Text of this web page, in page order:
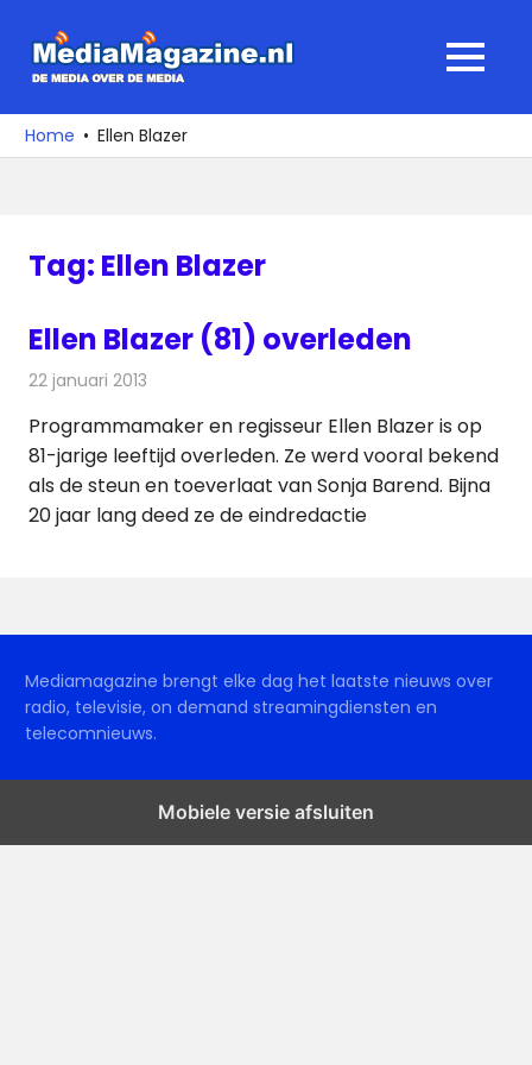
naar
media
over
MENU
Home Ellen Blazer
Tag: Ellen Blazer
Ellen Blazer (81) overleden
22 januari 2013
Programmamaker en regisseur Ellen Blazer is op
81-jarige leeftijd overleden. Ze werd vooral bekend
als de steun en toeverlaat van Sonja Barend. Bijna
20 jaar lang deed ze de eindredactie
Mediamagazine brengt elke dag het laatste nieuws over
radio, televisie, on demand streamingdiensten en
telecomnieuws.
Mobiele versie afsluiten